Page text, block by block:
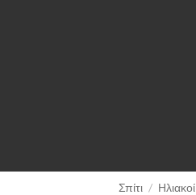
Σπίτι /